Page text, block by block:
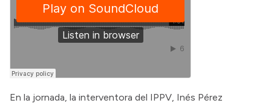
En la jornada, la interventora del IPPV, Inés Pérez